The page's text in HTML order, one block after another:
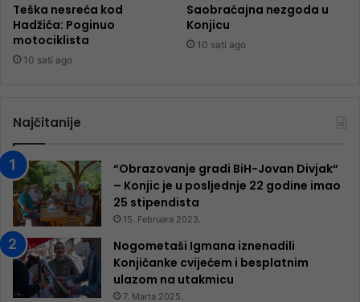
Teška nesreća kod
Hadžića: Poginuo
motociklista
10 sati ago
Saobraćajna nezgoda u
Konjicu
10 sati ago
Najčitanije
“Obrazovanje gradi BiH-Jovan Divjak“
– Konjic je u posljednje 22 godine imao
25 ​​stipendista
15. Februara 2023.
Nogometaši Igmana iznenadili
Konjičanke cvijećem i besplatnim
ulazom na utakmicu
7. Marta 2025.